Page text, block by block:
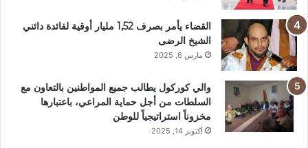
القضاء يأمر بصرف 1,52 مليار أوقية لفائدة دائني
الشيخ الرضى
مارس 6, 2025
والي كوركول يطالب جميع المواطنين بالتعاون مع
السلطات من أجل حماية المراعي، باعتبارها
مخزوناً استراتيجياً للوطن
أكتوبر 14, 2025